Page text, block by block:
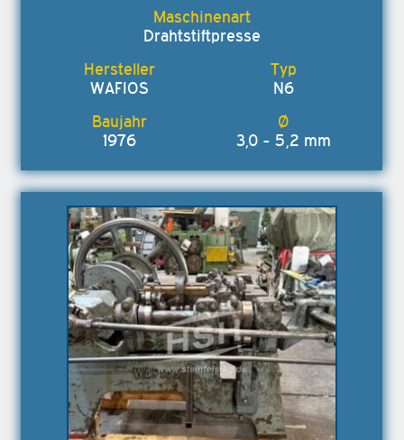
Drahtstiftpresse
WAFIOS N6
1976 3,0 - 5,2 mm